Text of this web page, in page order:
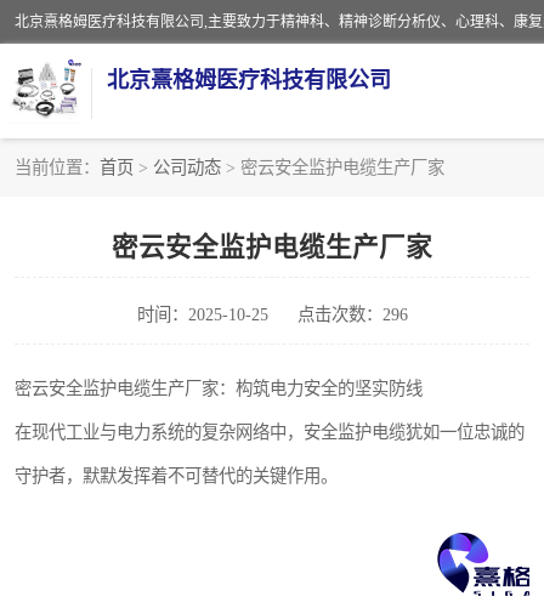
北京熹格姆医疗科技有限公司
当前位置： 首页 > 公司动态 > 密云安全监护电缆生产厂家
密云安全监护电缆生产厂家
时间：2025-10-25 点击次数：296
密云安全监护电缆生产厂家：构筑电力安全的坚实防线
在现代工业与电力系统的复杂网络中，安全监护电缆犹如一位忠诚的
守护者，默默发挥着不可替代的关键作用。